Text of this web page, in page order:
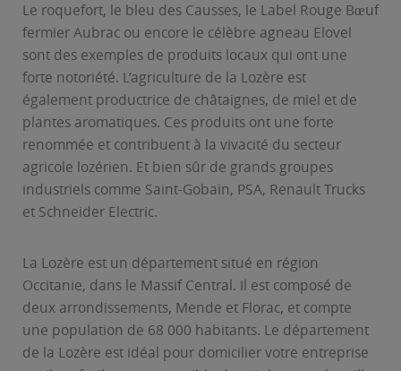
Le roquefort, le bleu des Causses, le Label Rouge Bœuf
fermier Aubrac ou encore le célèbre agneau Elovel
sont des exemples de produits locaux qui ont une
forte notoriété. L’agriculture de la Lozère est
également productrice de châtaignes, de miel et de
plantes aromatiques. Ces produits ont une forte
renommée et contribuent à la vivacité du secteur
agricole lozérien. Et bien sûr de grands groupes
industriels comme Saint-Gobain, PSA, Renault Trucks
et Schneider Electric.
La Lozère est un département situé en région
Occitanie, dans le Massif Central. Il est composé de
deux arrondissements, Mende et Florac, et compte
une population de 68 000 habitants. Le département
de la Lozère est idéal pour domicilier votre entreprise